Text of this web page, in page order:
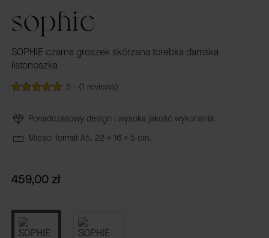
sophie
SOPHIE czarna groszek skórzana torebka damska
listonoszka
5 - (1 reviews)
Ponadczasowy design i wysoka jakość wykonania.
Mieści format A5, 22 x 16 x 5 cm.
Cena
459,00 zł